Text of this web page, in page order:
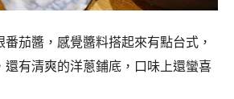
番茄醬，感覺醬料搭起來有點台式，
還有清爽的洋蔥鋪底，口味上還蠻喜